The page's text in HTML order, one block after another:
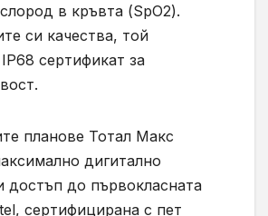
в кръвта (SpO2).
си качества, той
сертификат за
планове Тотал Mакс
дигитално
достъп до първокласната
сертифицирана с пет